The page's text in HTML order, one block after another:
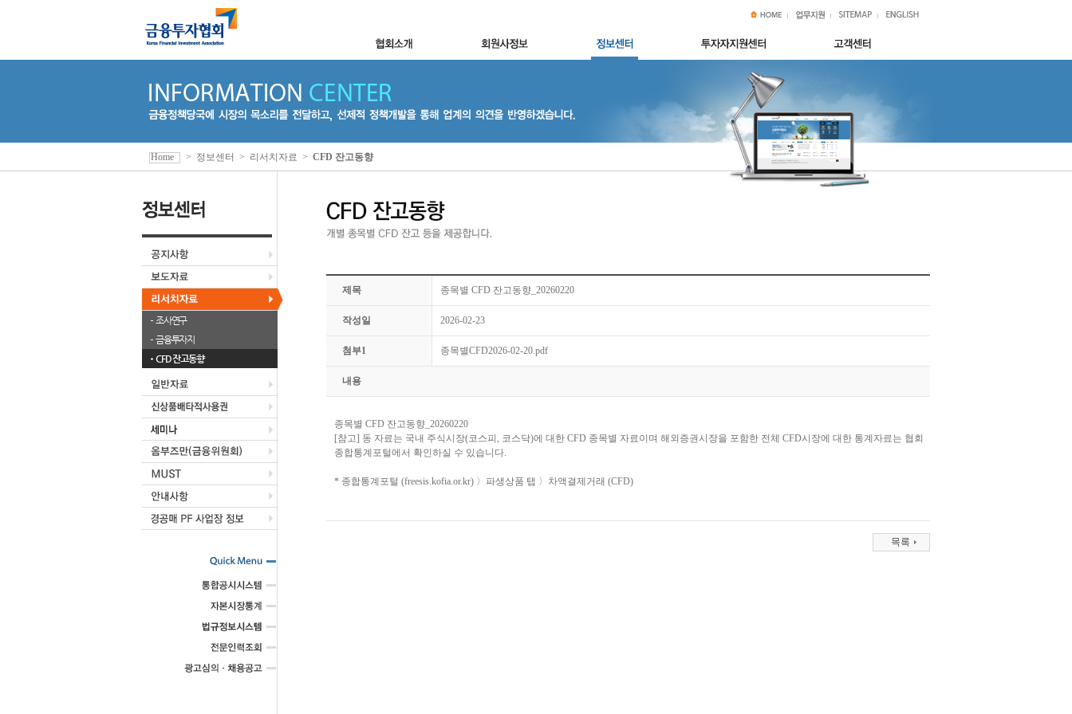
조사연구
금융투자지
CFD 잔고동향
Home > 정보센터 > 리서치자료 > CFD 잔고동향
제목 종목별 CFD 잔고동향_20260220
작성일 2026-02-23
첨부1 종목별CFD2026-02-20.pdf
내용
종목별 CFD 잔고동향_20260220
[참고] 동 자료는 국내 주식시장(코스피, 코스닥)에 대한 CFD 종목별 자료이며 해외증권시장을 포함한 전체 CFD시장에 대한 통계자료는 협회
종합통계포털에서 확인하실 수 있습니다.
* 종합통계포털 (freesis.kofia.or.kr) 〉파생상품 탭 〉차액결제거래 (CFD)